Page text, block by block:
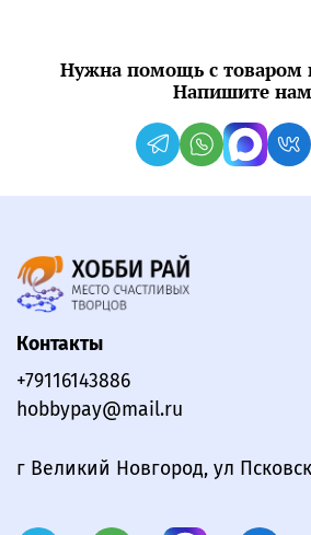
Нужна помощь с товаром
Напишите
Контакты
+79116143886
hobbypay@mail.ru
г Великий Новгород, ул